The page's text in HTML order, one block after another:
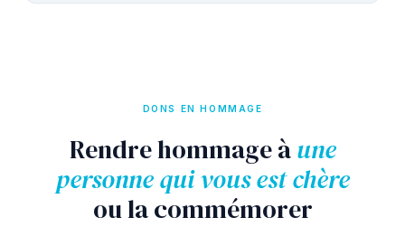
DONS EN HOMMAGE
Rendre hommage àune
personne qui vous est chère
ou la commémorer